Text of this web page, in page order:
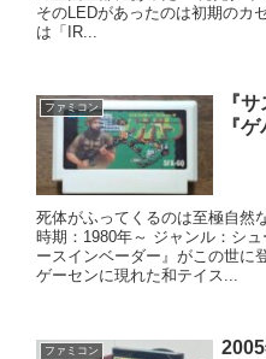
そのLEDがあったのは初期のカ
は「IR...
ファミコン
『
『
死体がふってくるのは至極自然
時期：1980年～ ジャンル：シ
ースインベーダー』がこの世に
ゲーセンに現れた和テイス...
ファミコン